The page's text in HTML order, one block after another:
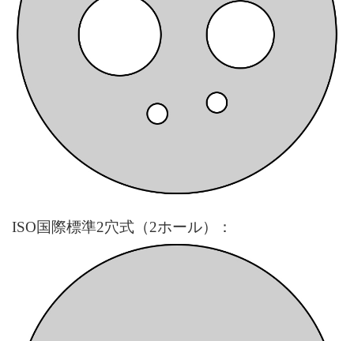
ISO国際標準2穴式（2ホール）：